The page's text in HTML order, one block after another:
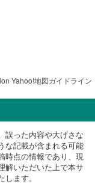
Yahoo!地図ガイドライン
誤った内容や大げさな
な記載が含まれる可能
時点の情報であり、現
解いただいた上で本サ
ます。